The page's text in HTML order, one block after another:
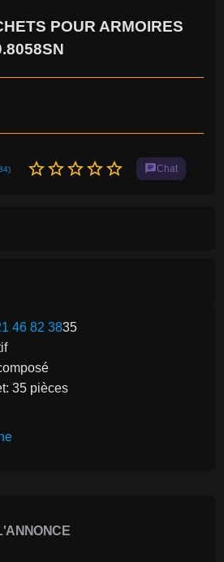
POUR ARMOIRES
star_borderstar_borderstar_borderstar_borderstar_border chatChat
46 82 3835
35 pièces